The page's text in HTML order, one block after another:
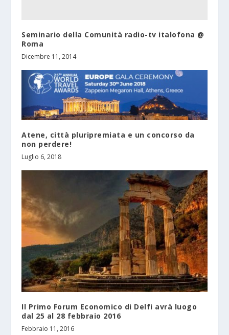
Seminario della Comunità radio-tv italofona @
Roma
Dicembre 11, 2014
Atene, città pluripremiata e un concorso da
non perdere!
Luglio 6, 2018
Il Primo Forum Economico di Delfi avrà luogo
dal 25 al 28 febbraio 2016
Febbraio 11, 2016